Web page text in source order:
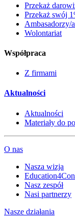
Przekaż
Przekaż swój
Ambasadorzy/
Wolontariat
Współpraca
Z firmami
Aktualności
Aktualności
Materiały do
O nas
Nasza wizja
Nasz zespół
Nasi partnerzy
Nasze działania